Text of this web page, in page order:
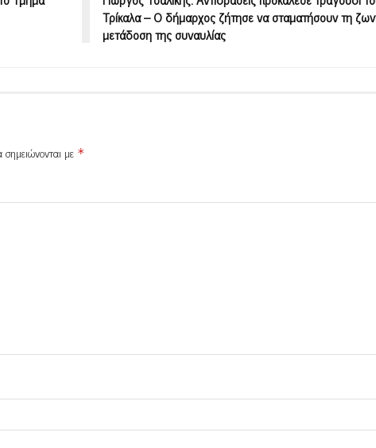
Τρίκαλα – Ο δήμαρχος ζήτησε να σταματήσουν τη
μετάδοση της συναυλίας
με *